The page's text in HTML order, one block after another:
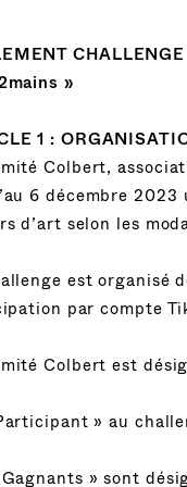
»
1 :
Colbert,
6 décembre
d’art selon les
est organisé
par compte
Colbert est
» au
» sont